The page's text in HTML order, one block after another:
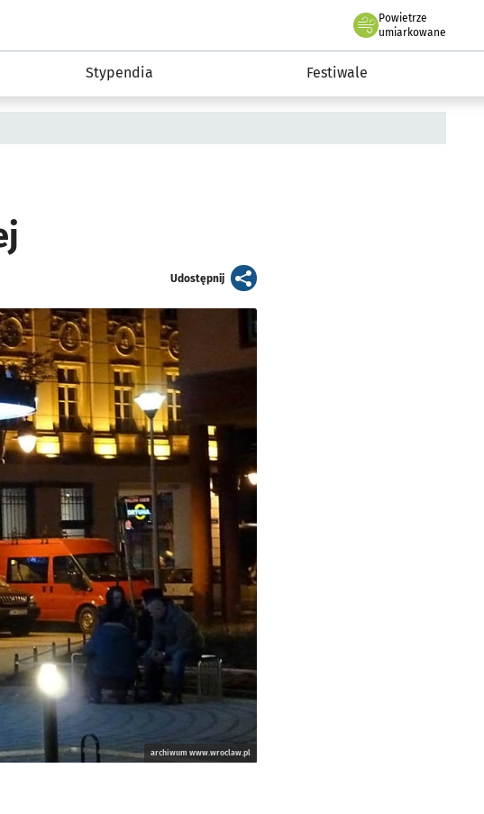
Kultura
Powietrze
we Wrocławiu
umiarkowane
Stypendia Festiwale
Udostępnijartykuł
archiwum www.wroclaw.pl